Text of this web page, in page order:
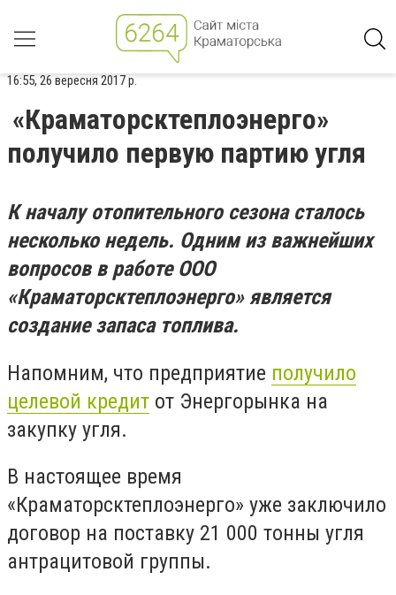
16:55, 26 вересня 2017 р.
«Краматорсктеплоэнерго»
получило первую партию угля
К началу отопительного сезона сталось
несколько недель. Одним из важнейших
вопросов в работе ООО
«Краматорсктеплоэнерго» является
создание запаса топлива.
Напомним, что предприятие получило
целевой кредит от Энергорынка на
закупку угля.
В настоящее время
«Краматорсктеплоэнерго» уже заключило
договор на поставку 21 000 тонны угля
антрацитовой группы.